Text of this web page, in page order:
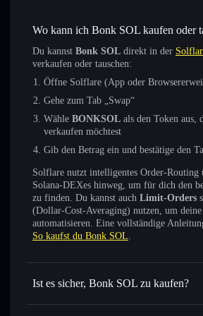
Wo kann ich Bonk SOL kaufen oder
Du kannst Bonk SOL direkt in der
verkaufen oder tauschen:
Öffne Solflare (App oder
Gehe zum Tab „Swap“
Wähle BONKSOL als den Token aus,
verkaufen möchtest
Gib den Betrag ein und bestätige den
Solflare nutzt intelligentes Order-Routing
Solana-DEXes hinweg, um für dich den
zu finden. Du kannst auch Limit-Orders
(Dollar-Cost-Averaging) nutzen, um deine
automatisieren. Eine vollständige
So kaufst du Bonk SOL.
Ist es sicher, Bonk SOL zu kaufen?
Bonk SOL verifizierter Token